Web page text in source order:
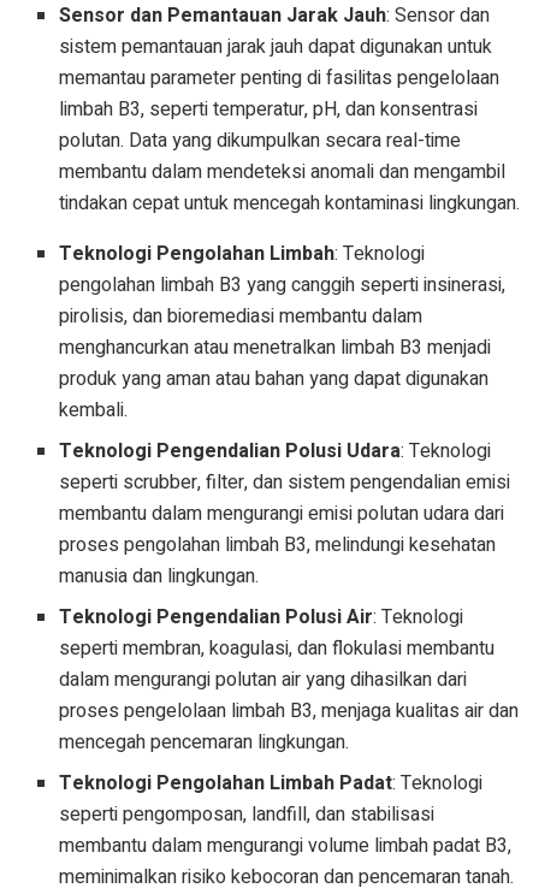
Sensor dan Pemantauan Jarak Jauh: Sensor dan
sistem pemantauan jarak jauh dapat digunakan untuk
memantau parameter penting di fasilitas pengelolaan
limbah B3, seperti temperatur, pH, dan konsentrasi
polutan. Data yang dikumpulkan secara real-time
membantu dalam mendeteksi anomali dan mengambil
tindakan cepat untuk mencegah kontaminasi lingkungan.
Teknologi Pengolahan Limbah: Teknologi
pengolahan limbah B3 yang canggih seperti insinerasi,
pirolisis, dan bioremediasi membantu dalam
menghancurkan atau menetralkan limbah B3 menjadi
produk yang aman atau bahan yang dapat digunakan
kembali.
Teknologi Pengendalian Polusi Udara: Teknologi
seperti scrubber, filter, dan sistem pengendalian emisi
membantu dalam mengurangi emisi polutan udara dari
proses pengolahan limbah B3, melindungi kesehatan
manusia dan lingkungan.
Teknologi Pengendalian Polusi Air: Teknologi
seperti membran, koagulasi, dan flokulasi membantu
dalam mengurangi polutan air yang dihasilkan dari
proses pengelolaan limbah B3, menjaga kualitas air dan
mencegah pencemaran lingkungan.
Teknologi Pengolahan Limbah Padat: Teknologi
seperti pengomposan, landfill, dan stabilisasi
membantu dalam mengurangi volume limbah padat B3,
meminimalkan risiko kebocoran dan pencemaran tanah.